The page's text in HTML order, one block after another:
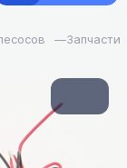
—Запчасти